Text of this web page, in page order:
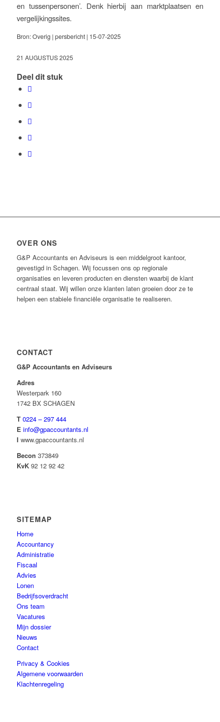
en tussenpersonen’. Denk hierbij aan marktplaatsen en
vergelijkingssites.
Bron: Overig | persbericht | 15-07-2025
21 AUGUSTUS 2025
Deel dit stuk
OVER ONS
G&P Accountants en Adviseurs is een middelgroot kantoor,
gevestigd in Schagen. Wij focussen ons op regionale
organisaties en leveren producten en diensten waarbij de klant
centraal staat. Wij willen onze klanten laten groeien door ze te
helpen een stabiele financiële organisatie te realiseren.
CONTACT
G&P Accountants en Adviseurs
Adres
Westerpark 160
1742 BX SCHAGEN
T 0224 – 297 444
E info@gpaccountants.nl
I www.gpaccountants.nl
Becon 373849
KvK92 12 92 42
SITEMAP
Home
Accountancy
Administratie
Fiscaal
Advies
Lonen
Bedrijfsoverdracht
Ons team
Vacatures
Mijn dossier
Nieuws
Contact
Privacy & Cookies
Algemene voorwaarden
Klachtenregeling